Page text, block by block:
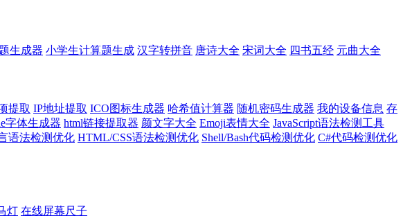
生成器 小学生计算题生成 汉字转拼音 唐诗大全 宋词大全 四书五经 元曲大全
提取 IP地址提取 ICO图标生成器 哈希值计算器 随机密码生成器 我的设备信息 存
字体生成器 html链接提取器 颜文字大全 Emoji表情大全 JavaScript语法检测工具
语法检测优化 HTML/CSS语法检测优化 Shell/Bash代码检测优化 C#代码检测优化
灯 在线屏幕尺子